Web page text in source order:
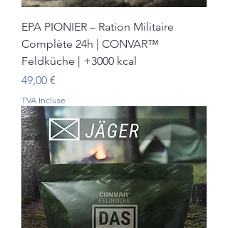
EPA PIONIER – Ration Militaire
Complète 24h | CONVAR™
Feldküche | +3000 kcal
Prix
49,00 €
TVA Incluse